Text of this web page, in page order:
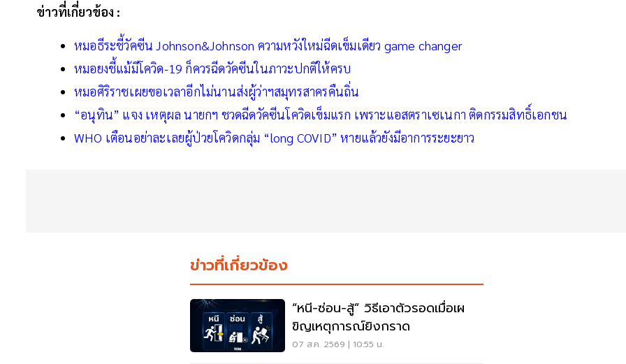
ข่าวที่เกี่ยวข้อง :
หมอธีระชี้วัคซีน Johnson&Johnson ความหวังใหม่ฉีดเข็มเดียว game changer
หมอยงชี้แม้มีโควิด-19 ก็ควรฉีดวัคซีนในภาวะปกติให้ครบ
หมอศิริราชเผยขอเวลาอีกไม่นานส่งผู้ว่าฯสมุทรสาครคืนถิ่น
“อนุทิน” แจง เหตุผล นายกฯ ชวดฉีดวัคซีนโควิดเข็มแรก เพราะแอสตราเซเนกา ติดกรรมสิทธิ์เอกชน
WHO เตือนอย่าละเลยผู้ป่วยโควิดกลุ่ม “long COVID” หายแล้วยังมีอาการระยะยาว
ข่าวที่เกี่ยวข้อง
“หนี-ซ่อน-สู้” วิธีเอาตัวรอดเมื่อเผ
ขิญเหตุการณ์ยิงกราด
07 ส.ค. 2569 | 10:55 น.